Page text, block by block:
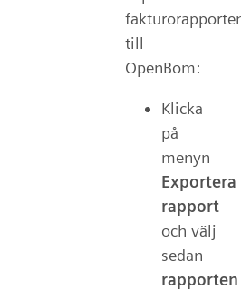
till
OpenBom:
Klicka
på
menyn
Exportera
rapport
och välj
sedan
rapporten